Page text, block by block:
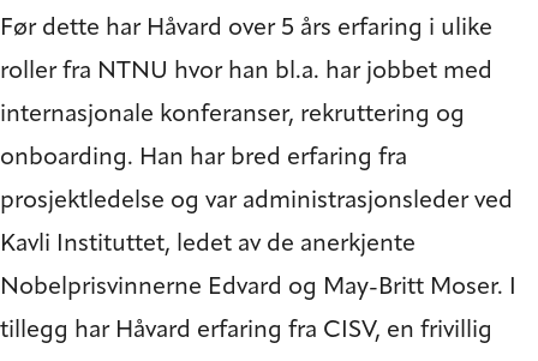
Før dette har Håvard over 5 års erfaring i ulike
roller fra NTNU hvor han bl.a. har jobbet med
internasjonale konferanser, rekruttering og
onboarding. Han har bred erfaring fra
prosjektledelse og var administrasjonsleder ved
Kavli Instituttet, ledet av de anerkjente
Nobelprisvinnerne Edvard og May-Britt Moser. I
tillegg har Håvard erfaring fra CISV, en frivillig